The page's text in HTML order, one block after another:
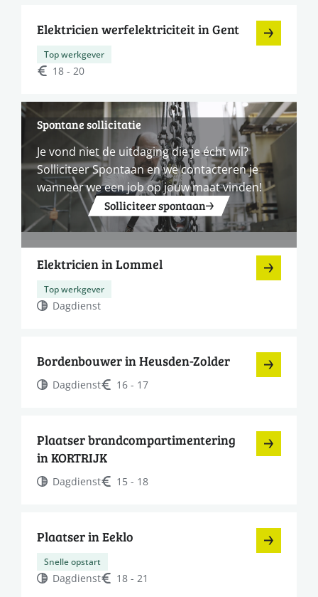
Elektricien werfelektriciteit in Gent
Top werkgever
18 - 20
Spontane sollicitatie
Je vond niet de uitdaging die je écht wil?
Solliciteer Spontaan en we contacteren je
wanneer we een job op jouw maat vinden!
Solliciteer spontaan
Elektricien in Lommel
Top werkgever
Dagdienst
Bordenbouwer in Heusden-Zolder
Dagdienst 16 - 17
Plaatser brandcompartimentering
in KORTRIJK
Dagdienst 15 - 18
Plaatser in Eeklo
Snelle opstart
Dagdienst 18 - 21